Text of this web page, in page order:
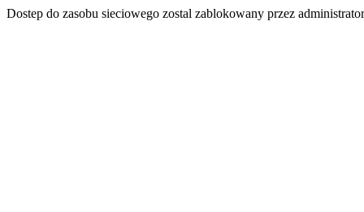
Dostep do zasobu sieciowego zostal zablokowany przez